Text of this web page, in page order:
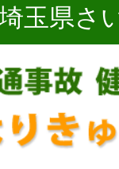
玉県さ